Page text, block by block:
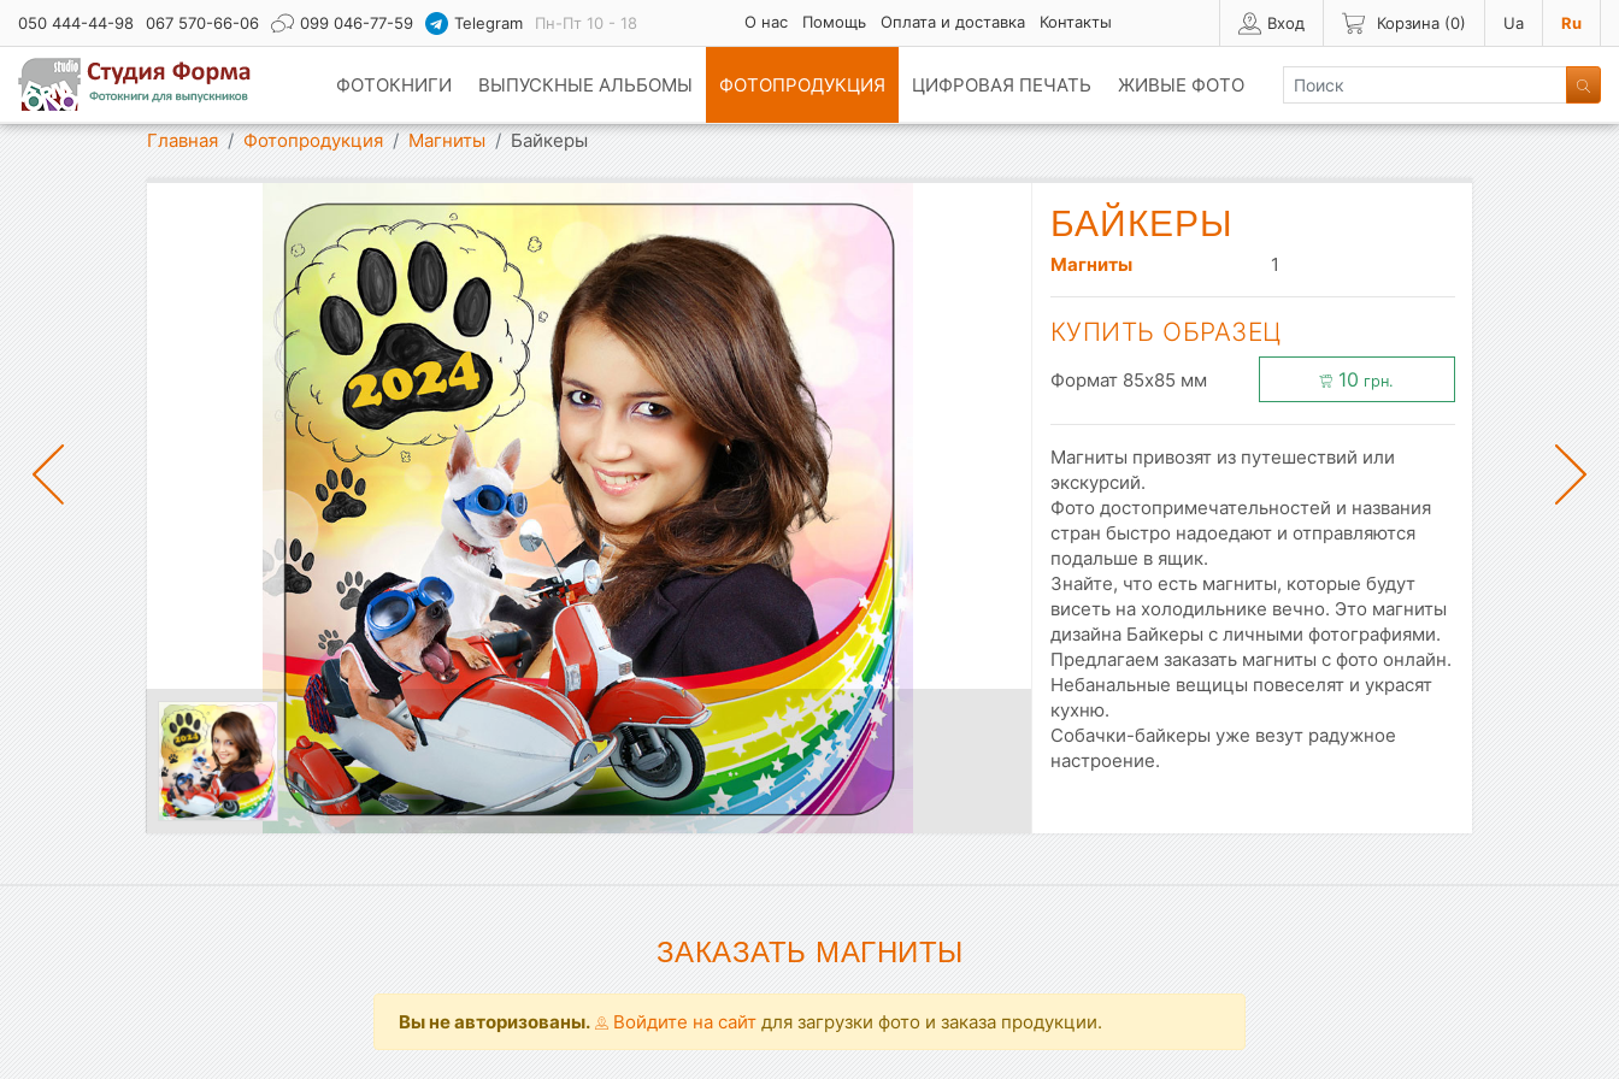
Вход Корзина (0) Ua Ru
050 444-44-98 067 570-66-06 099 046-77-59 Telegram Пн-Пт 10 - 18 О нас Помощь Оплата и доставка Контакты
Показать меню ФОТОКНИГИ ВЫПУСКНЫЕ АЛЬБОМЫ ФОТОПРОДУКЦИЯ ЦИФРОВАЯ ПЕЧАТЬ ЖИВЫЕ ФОТО
Главная Фотопродукция Магниты Байкеры
БАЙКЕРЫ
Магниты 1
КУПИТЬ ОБРАЗЕЦ
Формат 85x85 мм 10 грн.
Магниты привозят из путешествий или
экскурсий.
Фото достопримечательностей и названия
стран быстро надоедают и отправляются
подальше в ящик.
Знайте, что есть магниты, которые будут
висеть на холодильнике вечно. Это магниты
дизайна Байкеры с личными фотографиями.
Предлагаем заказать магниты с фото онлайн.
Небанальные вещицы повеселят и украсят
кухню.
Собачки-байкеры уже везут радужное
настроение.
ЗАКАЗАТЬ МАГНИТЫ
Вы не авторизованы. Войдите на сайт для загрузки фото и заказа продукции.